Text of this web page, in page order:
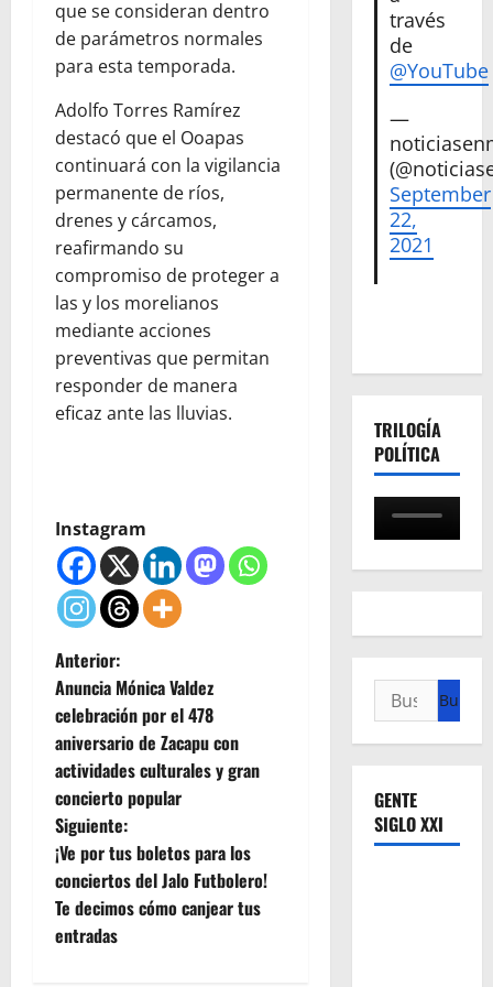
que se consideran dentro
de parámetros normales
para esta temporada.
Adolfo Torres Ramírez
destacó que el Ooapas
continuará con la vigilancia
permanente de ríos,
drenes y cárcamos,
reafirmando su
compromiso de proteger a
las y los morelianos
mediante acciones
preventivas que permitan
responder de manera
eficaz ante las lluvias.
Instagram
N
a
v
e
g
a
c
Anterior:
Anuncia Mónica Valdez
celebración por el 478
aniversario de Zacapu con
actividades culturales y gran
concierto popular
Siguiente:
¡Ve por tus boletos para los
conciertos del Jalo Futbolero!
Te decimos cómo canjear tus
entradas
través
de
@YouTube
—
September
22,
2021
TRILOGÍA
POLÍTICA
Buscar:
GENTE
SIGLO XXI